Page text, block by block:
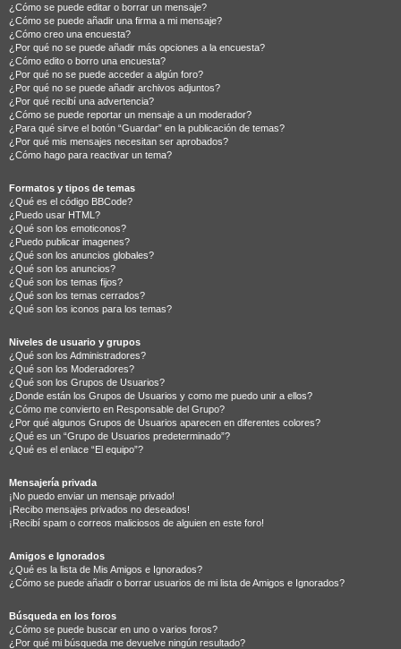
¿Cómo se puede editar o borrar un mensaje?
¿Cómo se puede añadir una firma a mi mensaje?
¿Cómo creo una encuesta?
¿Por qué no se puede añadir más opciones a la encuesta?
¿Cómo edito o borro una encuesta?
¿Por qué no se puede acceder a algún foro?
¿Por qué no se puede añadir archivos adjuntos?
¿Por qué recibí una advertencia?
¿Cómo se puede reportar un mensaje a un moderador?
¿Para qué sirve el botón “Guardar” en la publicación de temas?
¿Por qué mis mensajes necesitan ser aprobados?
¿Cómo hago para reactivar un tema?
Formatos y tipos de temas
¿Qué es el código BBCode?
¿Puedo usar HTML?
¿Qué son los emoticonos?
¿Puedo publicar imagenes?
¿Qué son los anuncios globales?
¿Qué son los anuncios?
¿Qué son los temas fijos?
¿Qué son los temas cerrados?
¿Qué son los iconos para los temas?
Niveles de usuario y grupos
¿Qué son los Administradores?
¿Qué son los Moderadores?
¿Qué son los Grupos de Usuarios?
¿Donde están los Grupos de Usuarios y como me puedo unir a ellos?
¿Cómo me convierto en Responsable del Grupo?
¿Por qué algunos Grupos de Usuarios aparecen en diferentes colores?
¿Qué es un “Grupo de Usuarios predeterminado”?
¿Qué es el enlace “El equipo”?
Mensajería privada
¡No puedo enviar un mensaje privado!
¡Recibo mensajes privados no deseados!
¡Recibí spam o correos maliciosos de alguien en este foro!
Amigos e Ignorados
¿Qué es la lista de Mis Amigos e Ignorados?
¿Cómo se puede añadir o borrar usuarios de mi lista de Amigos e Ignorados?
Búsqueda en los foros
¿Cómo se puede buscar en uno o varios foros?
¿Por qué mi búsqueda me devuelve ningún resultado?